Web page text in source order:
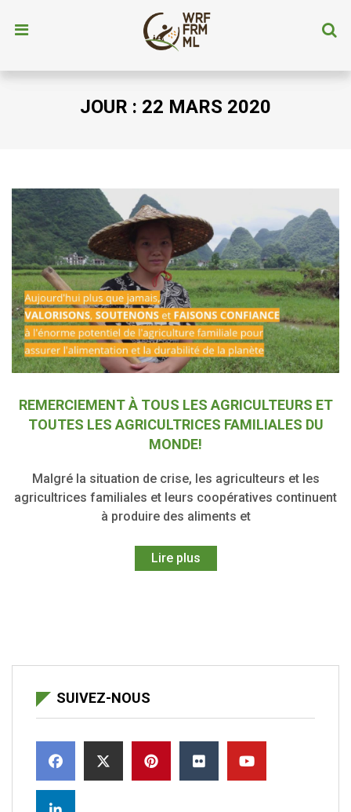
JOUR : 22 MARS 2020
REMERCIEMENT À TOUS LES AGRICULTEURS ET
TOUTES LES AGRICULTRICES FAMILIALES DU
MONDE!
Malgré la situation de crise, les agriculteurs et les
agricultrices familiales et leurs coopératives continuent
à produire des aliments et
Lire plus
SUIVEZ-NOUS